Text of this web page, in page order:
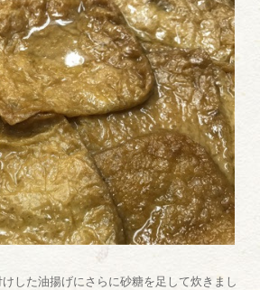
した油揚げにさらに砂糖を足して炊きまし